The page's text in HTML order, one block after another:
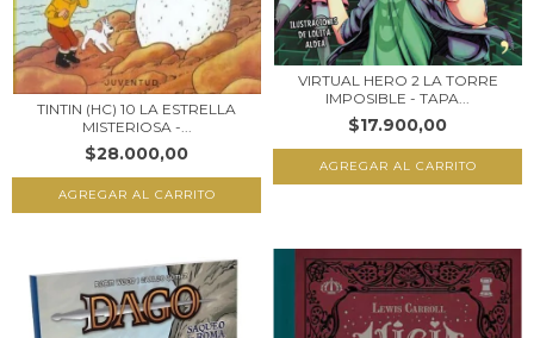
TINTIN (HC) 10 LA ESTRELLA
MISTERIOSA -...
$28.000,00
VIRTUAL HERO 2 LA TORRE
IMPOSIBLE - TAPA...
$17.900,00